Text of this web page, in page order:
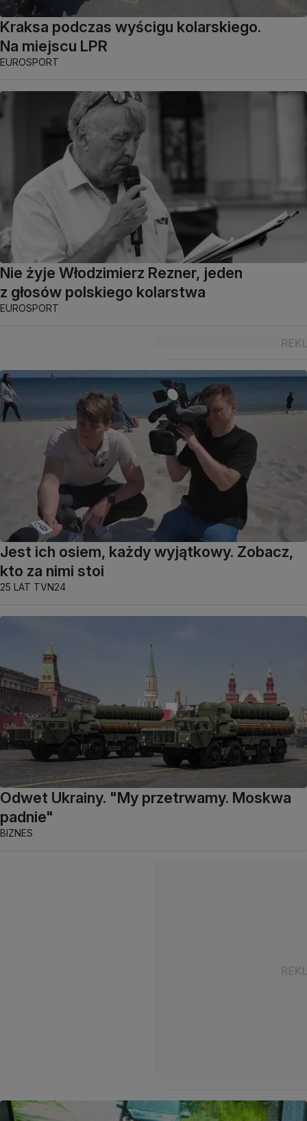
Kraksa podczas wyścigu kolarskiego.
Na miejscu LPR
EUROSPORT
Nie żyje Włodzimierz Rezner, jeden
z głosów polskiego kolarstwa
EUROSPORT
Jest ich osiem, każdy wyjątkowy. Zobacz,
kto za nimi stoi
25 LAT TVN24
Odwet Ukrainy. "My przetrwamy. Moskwa
padnie"
BIZNES